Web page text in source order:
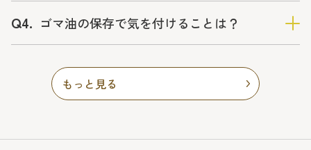
Q4. ゴマ油の保存で気を付けることは？
もっと見る